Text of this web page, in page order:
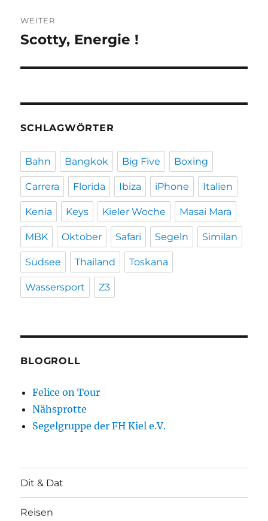
WEITER
Nächster
Scotty, Energie !
SCHLAGWÖRTER
Bahn Bangkok Big Five Boxing
Carrera Florida Ibiza iPhone Italien
Kenia Keys Kieler Woche Masai Mara
MBK Oktober Safari Segeln Similan
Südsee Thailand Toskana
Wassersport Z3
BLOGROLL
Felice on Tour
Nähsprotte
Segelgruppe der FH Kiel e.V.
Dit & Dat
Reisen